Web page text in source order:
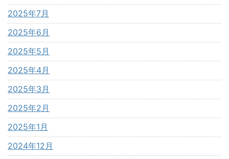
2025年7月
2025年6月
2025年5月
2025年4月
2025年3月
2025年2月
2025年1月
2024年12月